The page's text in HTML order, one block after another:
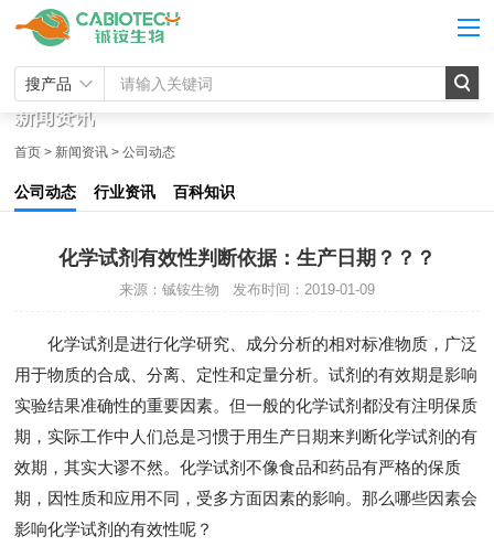
搜产品
新闻资讯
首页 > 新闻资讯 >公司动态
公司动态 行业资讯 百科知识
化学试剂有效性判断依据：生产日期？？？
来源：铖铵生物 发布时间：2019-01-09
化学试剂是进行化学研究、成分分析的相对标准物质，广泛
用于物质的合成、分离、定性和定量分析。试剂的有效期是影响
实验结果准确性的重要因素。但一般的化学试剂都没有注明保质
期，实际工作中人们总是习惯于用生产日期来判断化学试剂的有
效期，其实大谬不然。化学试剂不像食品和药品有严格的保质
期，因性质和应用不同，受多方面因素的影响。那么哪些因素会
影响化学试剂的有效性呢？